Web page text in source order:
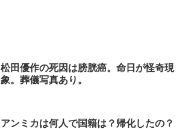
松田優作の死因は膀胱癌。命日が怪奇現
象。葬儀写真あり。
アンミカは何人で国籍は？帰化したの？